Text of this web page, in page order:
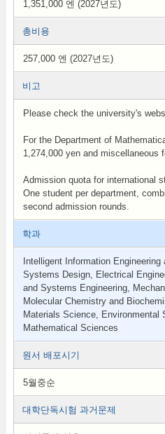
1,351,000 엔 (2027년도)
총비용
257,000 엔 (2027년도)
비고
Please check the university's
For the Department of
1,274,000 yen and miscellaneous
Admission quota for international
One student per department,
second admission rounds.
학과
Intelligent Information
Systems Design, Electrical
and Systems Engineering,
Molecular Chemistry and
Materials Science, Environmental
Mathematical Sciences
원서 배포시기
5월중순
대학단독시험 과거문제